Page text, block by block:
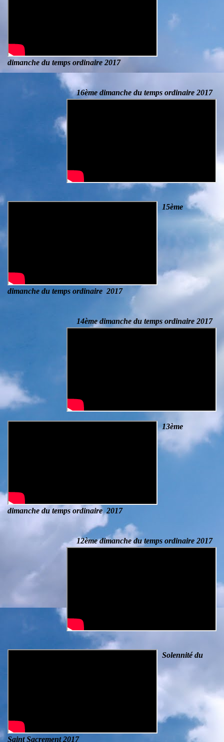
dimanche du temps ordinaire 2017
16ème dimanche du temps ordinaire 2017
15ème
dimanche du temps ordinaire 2017
14ème dimanche du temps ordinaire 2017
13ème
dimanche du temps ordinaire2017
12ème dimanche du temps ordinaire 2017
Solennité du
Saint Sacrement 2017